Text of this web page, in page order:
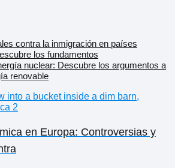
contra la inmigración en países
los fundamentos
nuclear: Descubre los argumentos a
renovable
en Europa: Controversias y